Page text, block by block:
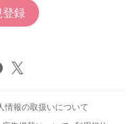
登録
情報の取扱いについて